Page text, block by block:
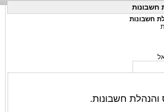
חשבונות
חשבונות
חשבונות.